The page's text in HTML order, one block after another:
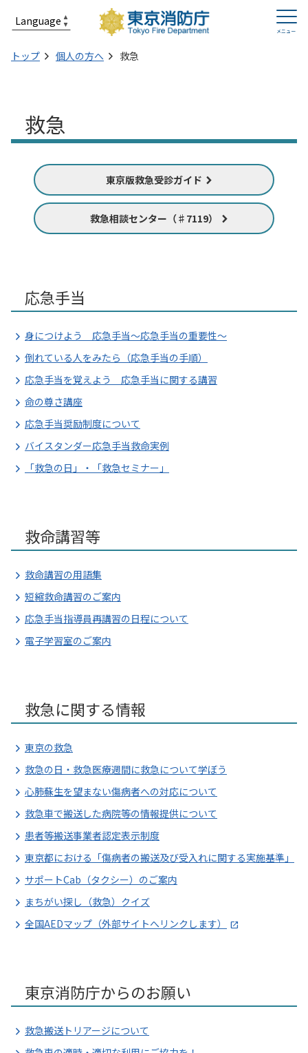
トップ 個人の方へ 救急
救急
東京版救急受診ガイド
救急相談センター（♯7119）
応急手当
身につけよう 応急手当～応急手当の重要性～
倒れている人をみたら（応急手当の手順）
応急手当を覚えよう 応急手当に関する講習
命の尊さ講座
応急手当奨励制度について
バイスタンダー応急手当救命実例
「救急の日」・「救急セミナー」
救命講習等
救命講習の用語集
短縮救命講習のご案内
応急手当指導員再講習の日程について
電子学習室のご案内
救急に関する情報
東京の救急
救急の日・救急医療週間に救急について学ぼう
心肺蘇生を望まない傷病者への対応について
救急車で搬送した病院等の情報提供について
患者等搬送事業者認定表示制度
東京都における「傷病者の搬送及び受入れに関する実施基準」
サポートCab（タクシー）のご案内
まちがい探し（救急）クイズ
全国AEDマップ（外部サイトへリンクします）
東京消防庁からのお願い
救急搬送トリアージについて